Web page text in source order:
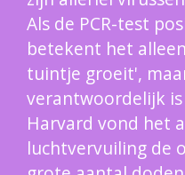
Als de PCR-test
betekent het
tuintje groeit',
verantwoordelijk
Harvard vond het
luchtvervuiling de